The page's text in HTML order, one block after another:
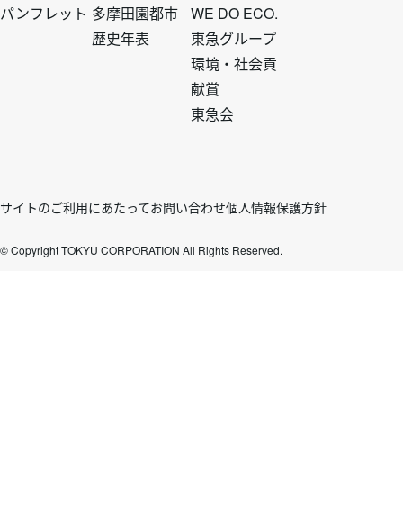
1
パンフレット 2
多摩田園都市
歴史年表
3
WE DO ECO.
東急グループ
環境・社会貢
献賞
東急会
フ
サイトのご利用にあたってお問い合わせ個人情報保護方針
© Copyright TOKYU CORPORATION All Rights Reserved.